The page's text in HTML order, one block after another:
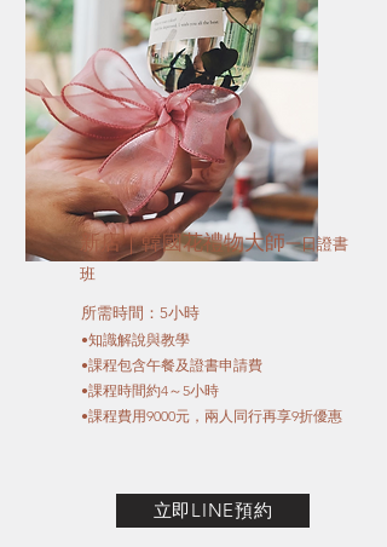
​新店｜韓國花禮物大師一日證書
班
所需時間：5小時
​•知識解說與教學
•課程包含午餐及證書申請費
️•課程時間約4～5小時
️•課程費用9000元，兩人同行再享9折優惠​
立即LINE預約